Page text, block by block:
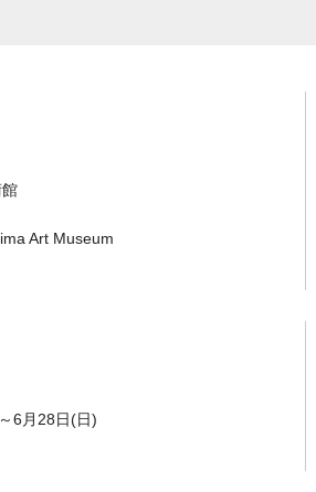
Art Museum
6月28日(日)